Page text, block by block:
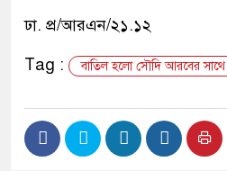
ঢা. প্র/আরএন/২১.১২
Tag :
বাতিল হলো সৌদি আরবের সাথে